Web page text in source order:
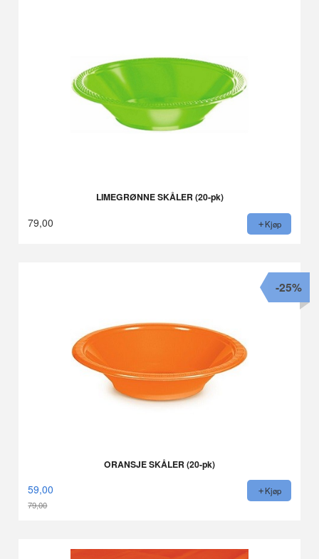
LIMEGRØNNE SKÅLER (20-pk)
79,00 Kjøp
ORANSJE SKÅLER (20-pk)
59,00
79,00
-25%
Kjøp